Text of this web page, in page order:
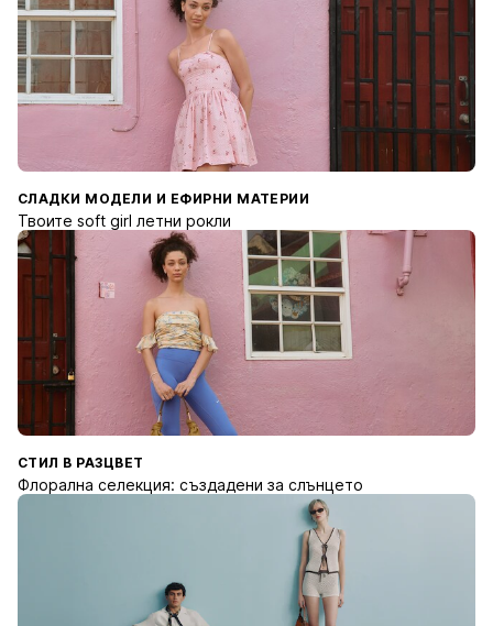
СЛАДКИ МОДЕЛИ И ЕФИРНИ МАТЕРИИ
Твоите soft girl летни рокли
СТИЛ В РАЗЦВЕТ
Флорална селекция: създадени за слънцето